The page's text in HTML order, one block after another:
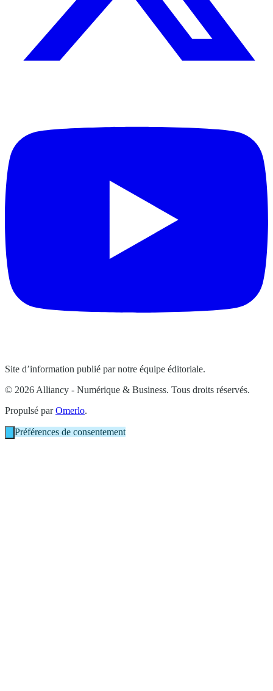
Site d’information publié par notre équipe éditoriale.
© 2026 Alliancy - Numérique & Business. Tous droits réservés.
Propulsé parOmerlo.
Préférences de consentement